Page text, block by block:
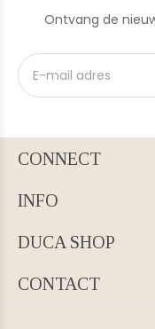
Ontvang de
CONNECT
INFO
DUCA SHOP
CONTACT